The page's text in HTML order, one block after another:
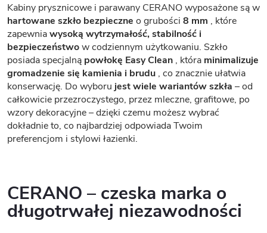
Kabiny prysznicowe i parawany CERANO wyposażone są w
hartowane szkło bezpieczne o grubości 8 mm , które
zapewniawysoką wytrzymałość, stabilność i
bezpieczeństwow codziennym użytkowaniu. Szkło
posiada specjalną powłokę Easy Clean , która minimalizuje
gromadzenie się kamienia i brudu , co znacznie ułatwia
konserwację. Do wyboru jest wiele wariantów szkła – od
całkowicie przezroczystego, przez mleczne, grafitowe, po
wzory dekoracyjne – dzięki czemu możesz wybrać
dokładnie to, co najbardziej odpowiada Twoim
preferencjom i stylowi łazienki.
CERANO – czeska marka o
długotrwałej niezawodności